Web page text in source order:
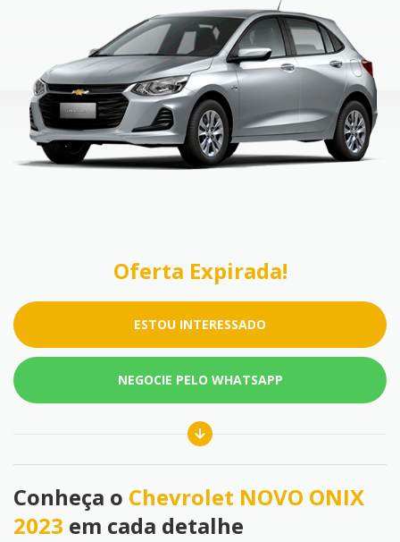
Oferta Expirada!
ESTOU INTERESSADO
NEGOCIE PELO WHATSAPP
Conheça o Chevrolet NOVO ONIX
2023 em cada detalhe